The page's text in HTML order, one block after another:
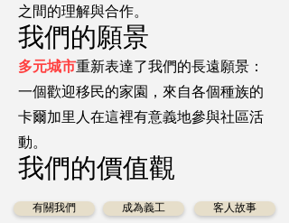
之間的理解與合作。
我們的願景
多元城市重新表達了我們的長遠願景：
一個歡迎移民的家園，來自各個種族的
卡爾加里人在這裡有意義地參與社區活
動。
我們的價值觀
有關我們 成為義工 客人故事